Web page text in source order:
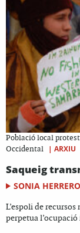
Població local
Occidental
| ARXIU
Saqueig
SONIA HERRERO
L’espoli de
perpetua